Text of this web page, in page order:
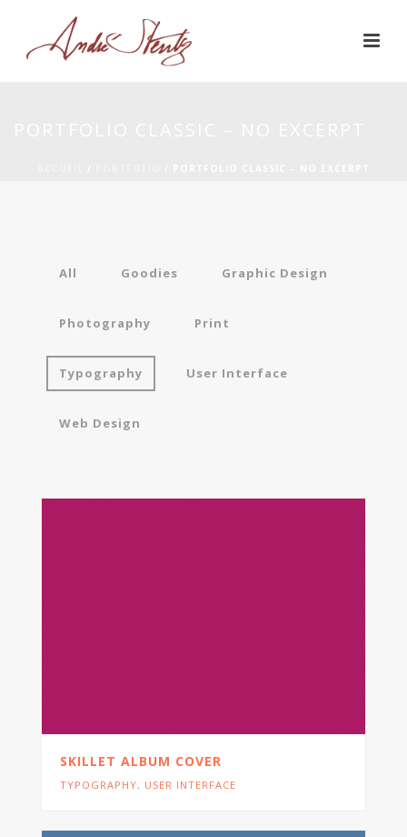
All Goodies Graphic Design
Photography Print
Typography User Interface
Web Design
SKILLET ALBUM COVER
TYPOGRAPHY, USER INTERFACE